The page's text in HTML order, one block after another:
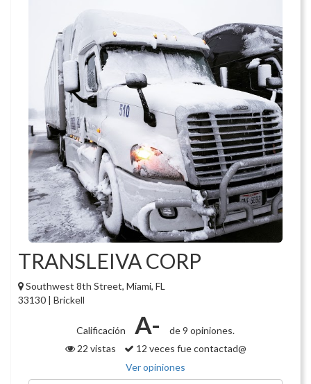
TRANSLEIVA CORP
Southwest 8th Street, Miami, FL
33130 | Brickell
Calificación A-
de 9 opiniones.
22 vistas
12 veces fue contactad@
Ver opiniones